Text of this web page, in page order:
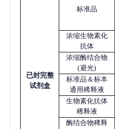
已封完整
试剂盒
标准品
浓缩生物素化
抗体
浓缩酶结合物
(避光)
标准品＆标本
通用稀释液
生物素化抗体
稀释液
酶结合物稀释